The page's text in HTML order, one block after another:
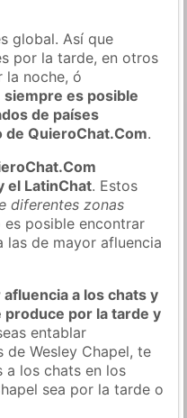
global. Así que
por la tarde, en otros
la noche, ó
siempre es posible
de países
de QuieroChat.Com.
el LatinChat. Estos
diferentes zonas
es posible encontrar
las de mayor afluencia
afluencia a los chats y
por la tarde y
entablar
de Wesley Chapel, te
a los chats en los
sea por la tarde o